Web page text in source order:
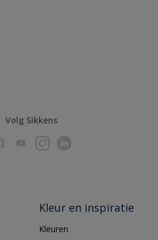
Volg Sikkens
Kleur en inspiratie
Kleuren